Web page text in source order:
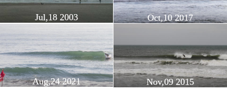
Jul,18 2003 Oct,10 2017
Aug,24 2021 Nov,09 2015